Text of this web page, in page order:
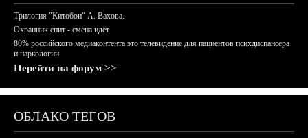
Трилогия "Китобои" А. Вахова.
Охранник спит - смена идёт
80% российского медиаконтента это телевидение для пациентов психдиспансера
и наркологии.
Перейти на форум >>
ОБЛАКО ТЕГОВ